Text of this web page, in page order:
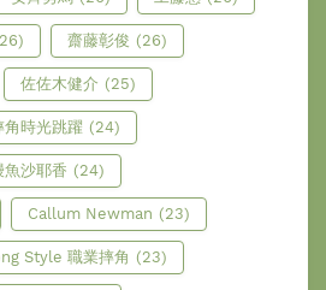
齋藤彰俊 (26)
佐佐木健介 (25)
角時光跳躍 (24)
魚沙耶香 (24)
Callum Newman (23)
Style 職業摔角 (23)